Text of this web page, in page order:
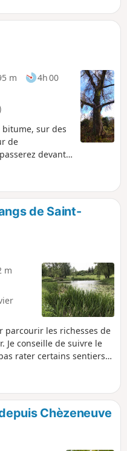
m
4h 00
bitume, sur des
de
devant
dans les
site des pierres
de Saint-
m
parcourir les richesses de
Je conseille de suivre le
rater certains sentiers
Chèzeneuve